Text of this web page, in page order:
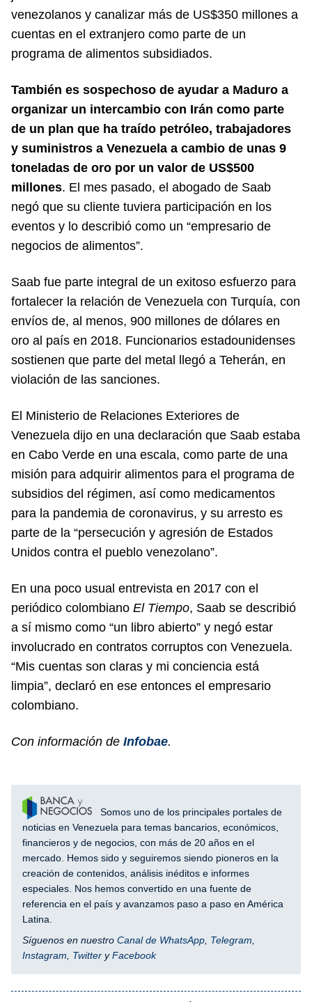
venezolanos y canalizar más de US$350 millones a
cuentas en el extranjero como parte de un
programa de alimentos subsidiados.
También es sospechoso de ayudar a Maduro a
organizar un intercambio con Irán como parte
de un plan que ha traído petróleo, trabajadores
y suministros a Venezuela a cambio de unas 9
toneladas de oro por un valor de US$500
millones. El mes pasado, el abogado de Saab
negó que su cliente tuviera participación en los
eventos y lo describió como un “empresario de
negocios de alimentos”.
Saab fue parte integral de un exitoso esfuerzo para
fortalecer la relación de Venezuela con Turquía, con
envíos de, al menos, 900 millones de dólares en
oro al país en 2018. Funcionarios estadounidenses
sostienen que parte del metal llegó a Teherán, en
violación de las sanciones.
El Ministerio de Relaciones Exteriores de
Venezuela dijo en una declaración que Saab estaba
en Cabo Verde en una escala, como parte de una
misión para adquirir alimentos para el programa de
subsidios del régimen, así como medicamentos
para la pandemia de coronavirus, y su arresto es
parte de la “persecución y agresión de Estados
Unidos contra el pueblo venezolano”.
En una poco usual entrevista en 2017 con el
periódico colombiano El Tiempo, Saab se describió
a sí mismo como “un libro abierto” y negó estar
involucrado en contratos corruptos con Venezuela.
“Mis cuentas son claras y mi conciencia está
limpia”, declaró en ese entonces el empresario
colombiano.
Con información de Infobae.
Somos uno de los principales portales de
noticias en Venezuela para temas bancarios, económicos,
financieros y de negocios, con más de 20 años en el
mercado. Hemos sido y seguiremos siendo pioneros en la
creación de contenidos, análisis inéditos e informes
especiales. Nos hemos convertido en una fuente de
referencia en el país y avanzamos paso a paso en América
Latina.
Síguenos en nuestro Canal de WhatsApp Telegram
Instagram
Twitter yFacebook